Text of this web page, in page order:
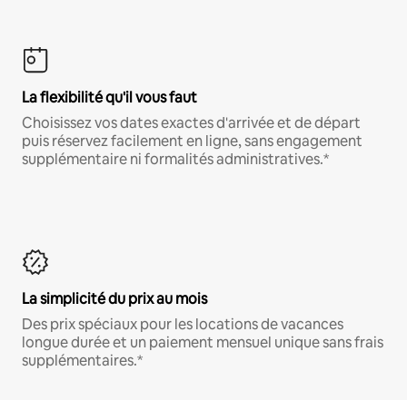
La flexibilité qu'il vous faut
Choisissez vos dates exactes d'arrivée et de départ
puis réservez facilement en ligne, sans engagement
supplémentaire ni formalités administratives.*
La simplicité du prix au mois
Des prix spéciaux pour les locations de vacances
longue durée et un paiement mensuel unique sans frais
supplémentaires.*